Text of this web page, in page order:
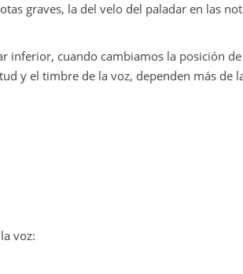
graves, la del velo del paladar en las
inferior, cuando cambiamos la posición
y el timbre de la voz, dependen más de
voz: